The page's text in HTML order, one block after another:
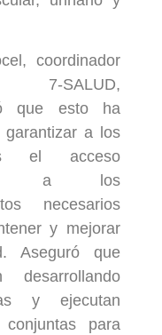
coordinador
SALUD,
que esto ha
garantizar a los
el acceso
a los
necesarios
y mejorar
Aseguró que
desarrollando
y ejecutan
conjuntas para